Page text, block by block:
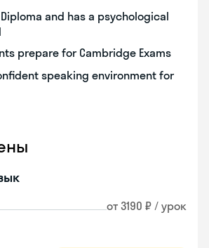
Diploma and has a psychological
prepare for Cambridge Exams
speaking environment for
от 3190 ₽ / урок